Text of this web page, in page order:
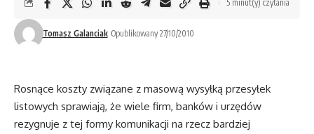
Tomasz Galanciak Opublikowany 27/10/2010
5 minut(y) czytania
Rosnące koszty związane z masową wysyłką przesyłek
listowych sprawiają, że wiele firm, banków i urzędów
rezygnuje z tej formy komunikacji na rzecz bardziej